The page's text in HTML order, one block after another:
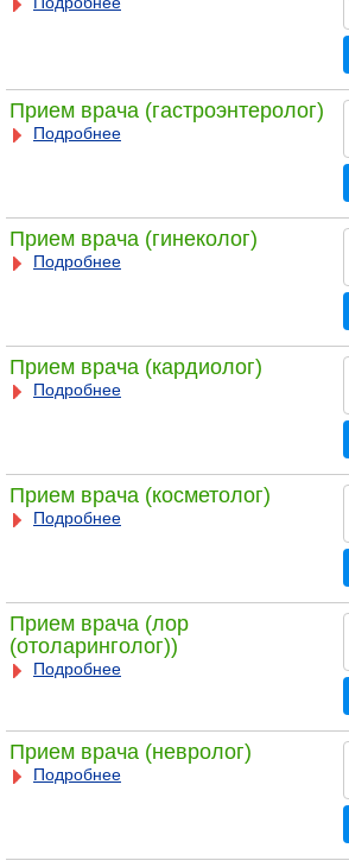
Прием врача (гастроэнтеролог)
Подробнее
Прием врача (гинеколог)
Подробнее
Прием врача (кардиолог)
Подробнее
Прием врача (косметолог)
Подробнее
Прием врача (лор
(отоларинголог))
Подробнее
Прием врача (невролог)
Подробнее